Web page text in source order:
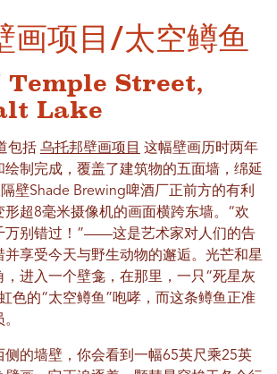
画项目/太空鳟鱼
Temple Street,
Lake
包括 乌托邦壁画项目 这幅壁画历时两年
绘制完成，覆盖了建筑物的五面墙，绵延
壁Shade Brewing啤酒厂正前方的有利
形超8毫米摄像机的画面横跨东墙。“欢
万别错过！”——这是艺术家对人们的告
享受今天与野生动物的邂逅。光芒和星
，进入一个壁龛，在那里，一只“死星灰
色的“太空鳟鱼”咆哮，而这条鳟鱼正准
侧的墙壁，你会看到一幅65英尺乘25英